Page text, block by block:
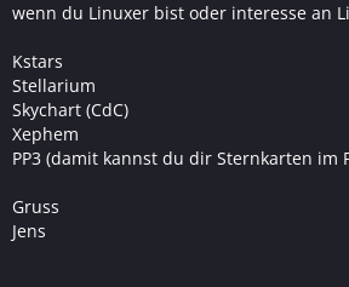
wenn du Linuxer bist oder interesse an
Kstars
Stellarium
Skychart (CdC)
Xephem
PP3 (damit kannst du dir Sternkarten im
Gruss
Jens